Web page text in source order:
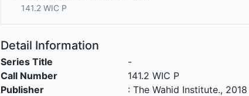
141.2 WIC P
Detail Information
Series Title
-
Call Number
141.2 WIC P
Publisher
: The Wahid Institute., 2018